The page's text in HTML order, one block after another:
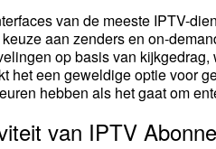
van de meeste IPTV-
aan zenders en on-
op basis van
het een geweldige optie voor
hebben als het gaat om
van IPTV